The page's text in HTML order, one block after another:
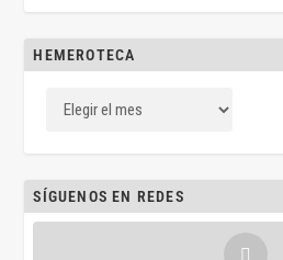
HEMEROTECA
SÍGUENOS EN REDES